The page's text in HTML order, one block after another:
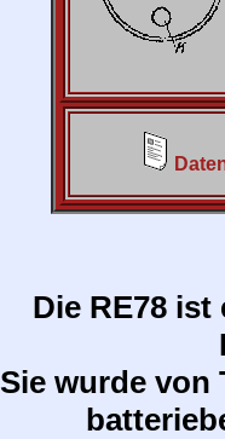
Die RE78
Sie wurde von